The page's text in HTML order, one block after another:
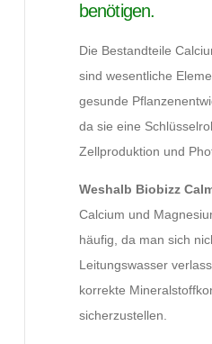
benötigen.
Die Bestandteile
sind wesentliche
gesunde
da sie eine
Zellproduktion und
Weshalb Biobizz
Calcium und
häufig, da man sich
Leitungswasser
korrekte
sicherzustellen.